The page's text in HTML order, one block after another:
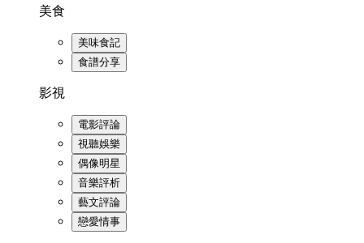
美食
美味食記
食譜分享
影視
電影評論
視聽娛樂
偶像明星
音樂評析
藝文評論
戀愛情事